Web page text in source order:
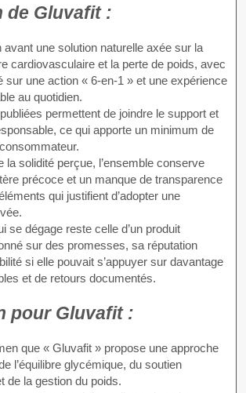
de Gluvafit :
avant une solution naturelle axée sur la
cardiovasculaire et la perte de poids, avec
sur une action « 6-en-1 » et une expérience
au quotidien.
permettent de joindre le support et
ce qui apporte un minimum de
la solidité perçue, l’ensemble conserve
précoce et un manque de transparence
qui justifient d’adopter une
se dégage reste celle d’un produit
sur des promesses, sa réputation
si elle pouvait s’appuyer sur davantage
et de retours documentés.
pour Gluvafit :
que « Gluvafit » propose une approche
l’équilibre glycémique, du soutien
de la gestion du poids.